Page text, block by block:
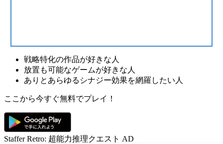
戦略特化の作品が好きな人
放置も可能なゲームが好きな人
ありとあらゆるシナジー効果を網羅したい人
ここから今すぐ無料でプレイ！
Staffer Retro: 超能力推理クエスト AD